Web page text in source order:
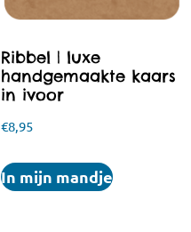
Ribbel | luxe
handgemaakte kaars
in ivoor
€8,95
In mijn mandje